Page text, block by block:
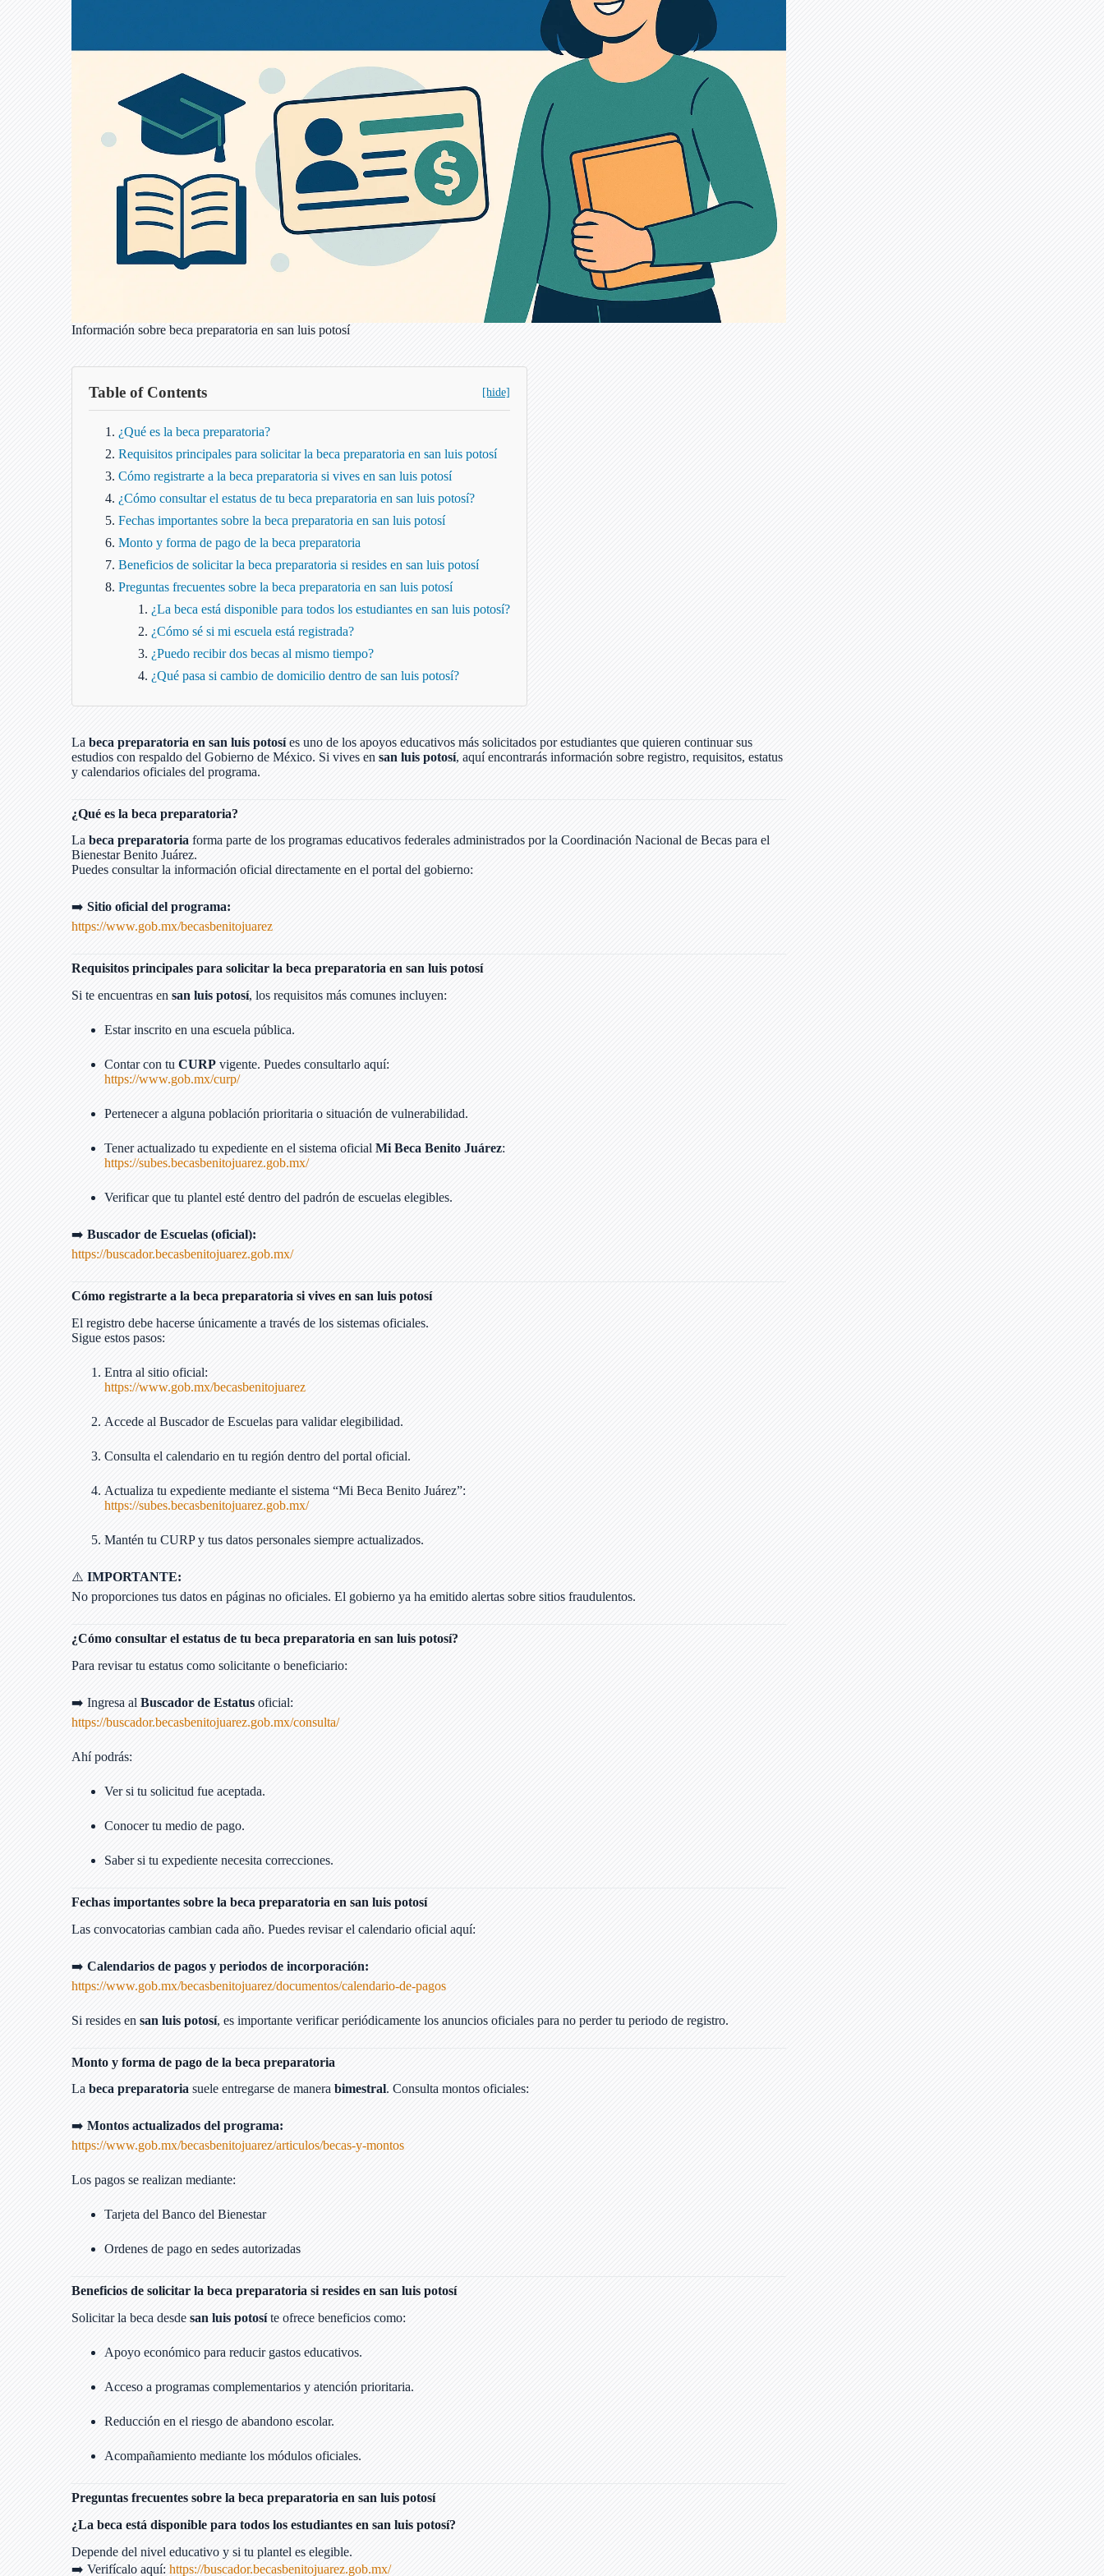
Información sobre beca preparatoria en san luis potosí
Table of Contents [hide]
¿Qué es la beca preparatoria?
Requisitos principales para solicitar la beca preparatoria en san luis potosí
Cómo registrarte a la beca preparatoria si vives en san luis potosí
¿Cómo consultar el estatus de tu beca preparatoria en san luis potosí?
Fechas importantes sobre la beca preparatoria en san luis potosí
Monto y forma de pago de la beca preparatoria
Beneficios de solicitar la beca preparatoria si resides en san luis potosí
Preguntas frecuentes sobre la beca preparatoria en san luis potosí
¿La beca está disponible para todos los estudiantes en san luis potosí?
¿Cómo sé si mi escuela está registrada?
¿Puedo recibir dos becas al mismo tiempo?
¿Qué pasa si cambio de domicilio dentro de san luis potosí?
La beca preparatoria en san luis potosíes uno de los apoyos educativos más solicitados por estudiantes que quieren continuar sus
estudios con respaldo del Gobierno de México. Si vives en san luis potosí, aquí encontrarás información sobre registro, requisitos, estatus
y calendarios oficiales del programa.
¿Qué es la beca preparatoria?
La beca preparatoria forma parte de los programas educativos federales administrados por la Coordinación Nacional de Becas para el
Bienestar Benito Juárez.
Puedes consultar la información oficial directamente en el portal del gobierno:
➡️ Sitio oficial del programa:
https://www.gob.mx/becasbenitojuarez
Requisitos principales para solicitar la beca preparatoria en san luis potosí
Si te encuentras en san luis potosí, los requisitos más comunes incluyen:
Estar inscrito en una escuela pública.
Contar con tu CURP vigente. Puedes consultarlo aquí:
https://www.gob.mx/curp/
Pertenecer a alguna población prioritaria o situación de vulnerabilidad.
Tener actualizado tu expediente en el sistema oficial Mi Beca Benito Juárez:
https://subes.becasbenitojuarez.gob.mx/
Verificar que tu plantel esté dentro del padrón de escuelas elegibles.
➡️ Buscador de Escuelas (oficial):
https://buscador.becasbenitojuarez.gob.mx/
Cómo registrarte a la beca preparatoria si vives en san luis potosí
El registro debe hacerse únicamente a través de los sistemas oficiales.
Sigue estos pasos:
Entra al sitio oficial:
https://www.gob.mx/becasbenitojuarez
Accede al Buscador de Escuelas para validar elegibilidad.
Consulta el calendario en tu región dentro del portal oficial.
Actualiza tu expediente mediante el sistema “Mi Beca Benito Juárez”:
https://subes.becasbenitojuarez.gob.mx/
Mantén tu CURP y tus datos personales siempre actualizados.
⚠️ IMPORTANTE:
No proporciones tus datos en páginas no oficiales. El gobierno ya ha emitido alertas sobre sitios fraudulentos.
¿Cómo consultar el estatus de tu beca preparatoria en san luis potosí?
Para revisar tu estatus como solicitante o beneficiario:
➡️ Ingresa al Buscador de Estatus oficial:
https://buscador.becasbenitojuarez.gob.mx/consulta/
Ahí podrás:
Ver si tu solicitud fue aceptada.
Conocer tu medio de pago.
Saber si tu expediente necesita correcciones.
Fechas importantes sobre la beca preparatoria en san luis potosí
Las convocatorias cambian cada año. Puedes revisar el calendario oficial aquí:
➡️ Calendarios de pagos y periodos de incorporación:
https://www.gob.mx/becasbenitojuarez/documentos/calendario-de-pagos
Si resides en san luis potosí, es importante verificar periódicamente los anuncios oficiales para no perder tu periodo de registro.
Monto y forma de pago de la beca preparatoria
La beca preparatoria suele entregarse de manera bimestral. Consulta montos oficiales:
➡️ Montos actualizados del programa:
https://www.gob.mx/becasbenitojuarez/articulos/becas-y-montos
Los pagos se realizan mediante:
Tarjeta del Banco del Bienestar
Ordenes de pago en sedes autorizadas
Beneficios de solicitar la beca preparatoria si resides en san luis potosí
Solicitar la beca desde san luis potosíte ofrece beneficios como:
Apoyo económico para reducir gastos educativos.
Acceso a programas complementarios y atención prioritaria.
Reducción en el riesgo de abandono escolar.
Acompañamiento mediante los módulos oficiales.
Preguntas frecuentes sobre la beca preparatoria en san luis potosí
¿La beca está disponible para todos los estudiantes en san luis potosí?
Depende del nivel educativo y si tu plantel es elegible.
➡️ Verifícalo aquí: https://buscador.becasbenitojuarez.gob.mx/